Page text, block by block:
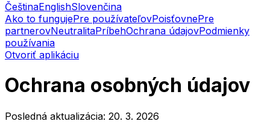
ČeštinaEnglishSlovenčina
Ako to fungujePre používateľovPoisťovnePre
partnerovNeutralitaPríbehOchrana údajovPodmienky
používania
Otvoriť aplikáciu
Ochrana osobných údajov
Posledná aktualizácia: 20. 3. 2026